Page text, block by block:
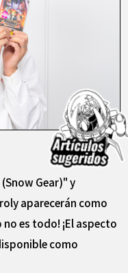
Gear)" y
aparecerán como
no es todo! ¡El aspecto
como